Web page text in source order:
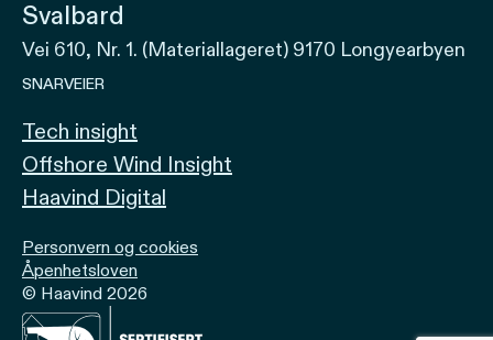
Svalbard
Vei 610, Nr. 1. (Materiallageret) 9170 Longyearbyen
SNARVEIER
Tech insight
Offshore Wind Insight
Haavind Digital
Personvern og cookies
Åpenhetsloven
© Haavind 2026